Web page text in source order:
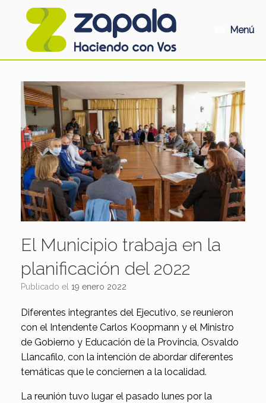
Menú
El Municipio trabaja en la
planificación del 2022
Publicado el 19 enero 2022
Diferentes integrantes del Ejecutivo, se reunieron
con el Intendente Carlos Koopmann y el Ministro
de Gobierno y Educación de la Provincia, Osvaldo
Llancafilo, con la intención de abordar diferentes
temáticas que le conciernen a la localidad.
La reunión tuvo lugar el pasado lunes por la